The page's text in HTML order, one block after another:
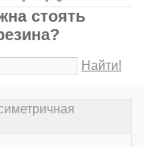
стоять
Найти!